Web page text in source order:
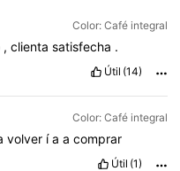
Color: Café integral
, clienta satisfecha .
Útil (14)
Color: Café integral
volver ía a comprar
Útil (1)